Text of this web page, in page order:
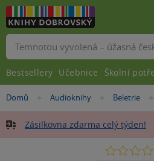
Nacházíte
zde:
Domů »Audioknihy »
Beletrie
Zásilkovna zdarma celý týden!
0.0
Vyhledávání
Bestsellery Učebnice Školní